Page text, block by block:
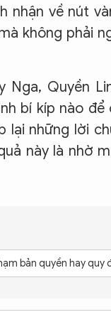
nhận về nút
không phải
Nga, Quyền
bí kíp nào để
lại những lời
này là nhờ
bản quyền hay quy